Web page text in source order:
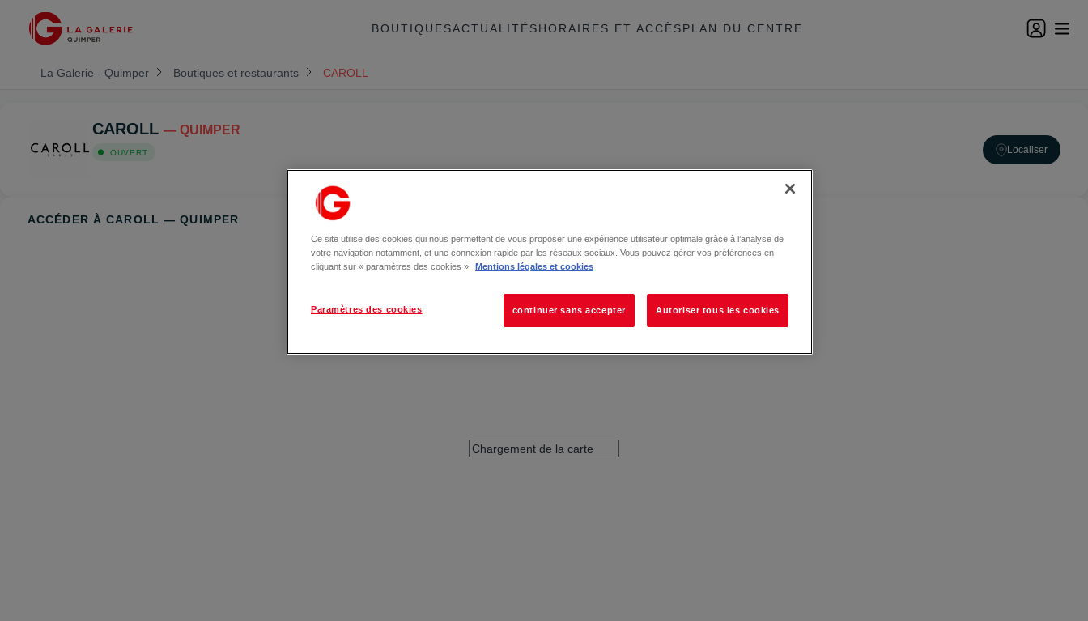
BOUTIQUESACTUALITÉSHORAIRES ET ACCÈSPLAN DU CENTRE
La Galerie - Quimper Boutiques et restaurants CAROLL
CAROLL — QUIMPER
OUVERT Localiser
ACCÉDER À CAROLL — QUIMPER
Ce site utilise des cookies qui nous permettent de vous proposer une expérience utilisateur optimale grâce à l’analyse de
votre navigation notamment, et une connexion rapide par les réseaux sociaux. Vous pouvez gérer vos préférences en
cliquant sur « paramètres des cookies ».
Mentions légales et cookies
Paramètres des cookies continuer sans accepter Autoriser tous les cookies